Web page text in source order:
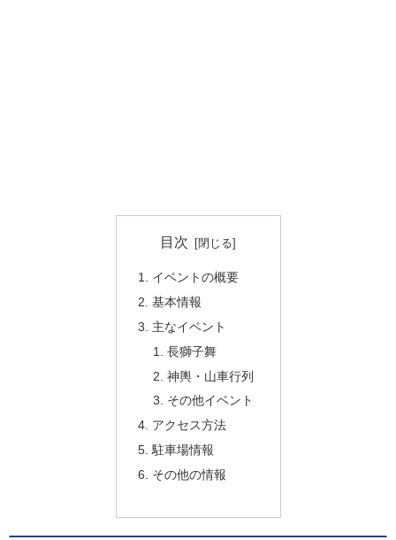
目次
イベントの概要
基本情報
主なイベント
長獅子舞
神輿・山車行列
その他イベント
アクセス方法
駐車場情報
その他の情報